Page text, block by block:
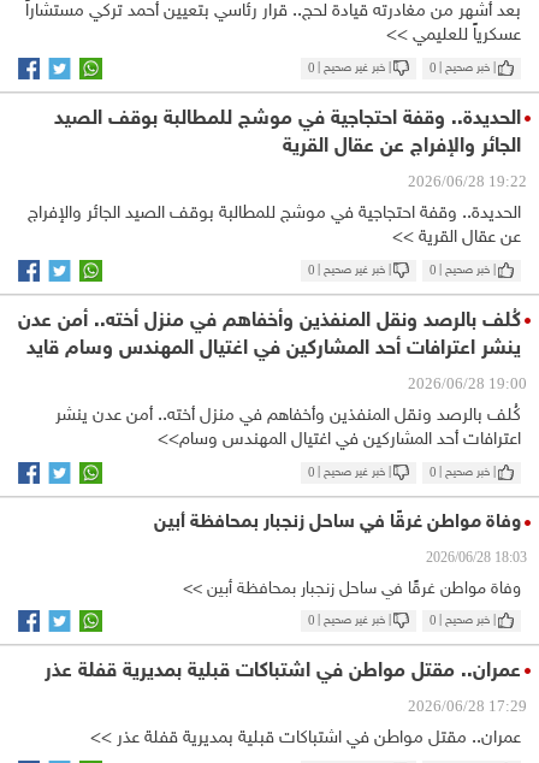
بعد أشهر من مغادرته قيادة لحج.. قرار رئاسي بتعيين أحمد تركي مستشاراً
عسكرياً للعليمي >>
| خبر صحيح | 0 | خبر غير صحيح | 0
الحديدة.. وقفة احتجاجية في موشج للمطالبة بوقف الصيد
الجائر والإفراج عن عقال القرية
19:22 2026/06/28
الحديدة.. وقفة احتجاجية في موشج للمطالبة بوقف الصيد الجائر والإفراج
عن عقال القرية >>
| خبر صحيح | 0 | خبر غير صحيح | 0
كُلف بالرصد ونقل المنفذين وأخفاهم في منزل أخته.. أمن عدن
ينشر اعترافات أحد المشاركين في اغتيال المهندس وسام قايد
19:00 2026/06/28
كُلف بالرصد ونقل المنفذين وأخفاهم في منزل أخته.. أمن عدن ينشر
اعترافات أحد المشاركين في اغتيال المهندس وسام>>
| خبر صحيح | 0 | خبر غير صحيح | 0
وفاة مواطن غرقًا في ساحل زنجبار بمحافظة أبين
18:03 2026/06/28
وفاة مواطن غرقًا في ساحل زنجبار بمحافظة أبين >>
| خبر صحيح | 0 | خبر غير صحيح | 0
عمران.. مقتل مواطن في اشتباكات قبلية بمديرية قفلة عذر
17:29 2026/06/28
عمران.. مقتل مواطن في اشتباكات قبلية بمديرية قفلة عذر >>